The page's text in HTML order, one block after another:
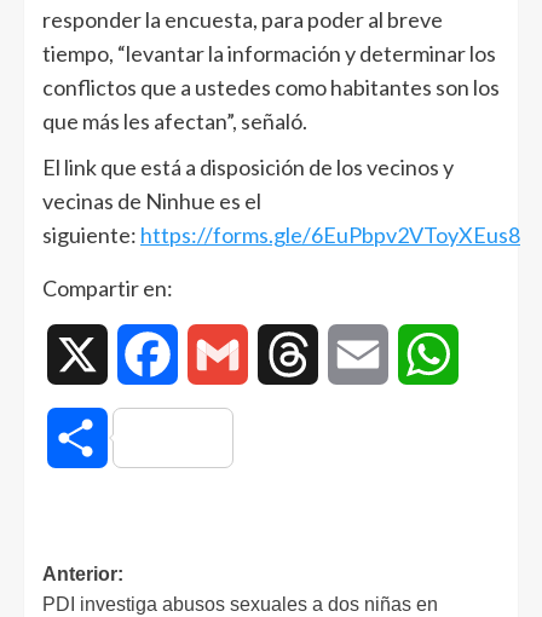
responder la encuesta, para poder al breve
tiempo, “levantar la información y determinar los
conflictos que a ustedes como habitantes son los
que más les afectan”, señaló.
El link que está a disposición de los vecinos y
vecinas de Ninhue es el
siguiente: https://forms.gle/6EuPbpv2VToyXEus8
Compartir en:
Facebook Gmail Threads Email
Compartir
Anterior:
PDI investiga abusos sexuales a dos niñas en